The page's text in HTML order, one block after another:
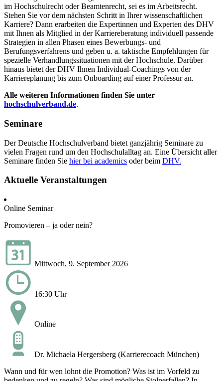
im Hochschulrecht oder Beamtenrecht, sei es im Arbeitsrecht.
Stehen Sie vor dem nächsten Schritt in Ihrer wissenschaftlichen
Karriere? Dann erarbeiten die Expertinnen und Experten des DHV
mit Ihnen als Mitglied in der Karriereberatung individuell passende
Strategien in allen Phasen eines Bewerbungs- und
Berufungsverfahrens und geben u. a. taktische Empfehlungen für
spezielle Verhandlungssituationen mit der Hochschule. Darüber
hinaus bietet der DHV Ihnen Individual-Coachings von der
Karriereplanung bis zum Onboarding auf einer Professur an.
Alle weiteren Informationen finden Sie unter
hochschulverband.de.
Seminare
Der Deutsche Hochschulverband bietet ganzjährig Seminare zu
vielen Fragen rund um den Hochschulalltag an. Eine Übersicht aller
Seminare finden Sie hier bei academics oder beim DHV.
Aktuelle Veranstaltungen
Online Seminar
Promovieren – ja oder nein?
Mittwoch, 9. September 2026
16:30 Uhr
Online
Dr. Michaela Hergersberg (Karrierecoach München)
Wann und für wen lohnt die Promotion? Was ist im Vorfeld zu